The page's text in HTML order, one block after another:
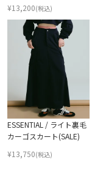
¥13,200(税込)
ESSENTIAL / ライト裏毛
カーゴスカート(SALE)
¥13,750(税込)